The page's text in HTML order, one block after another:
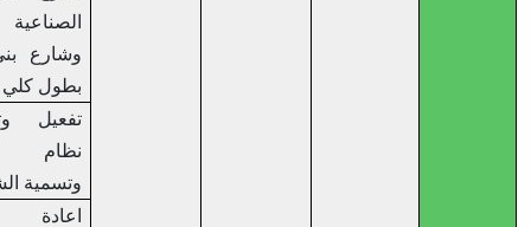
الصناعية جفنا
وشارع بني زيد
بطول كلي 5كم
تفعيل وتطبيق
نظام ترقيم
وتسمية الشوارع
اعادة تنظيم